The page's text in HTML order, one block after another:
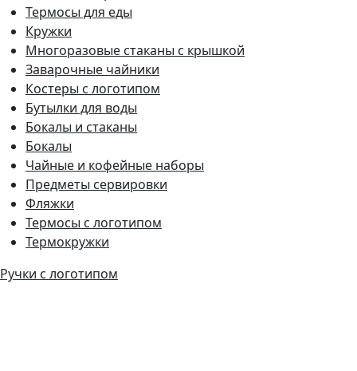
Термосы для еды
Кружки
Многоразовые стаканы с крышкой
Заварочные чайники
Костеры с логотипом
Бутылки для воды
Бокалы и стаканы
Бокалы
Чайные и кофейные наборы
Предметы сервировки
Фляжки
Термосы с логотипом
Термокружки
Ручки с логотипом